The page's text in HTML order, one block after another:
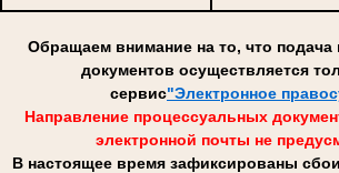
Обращаем внимание на то, что подача
документов осуществляется
сервис"Электронное
Направление процессуальных
электронной почты не
В настоящее время зафиксированы